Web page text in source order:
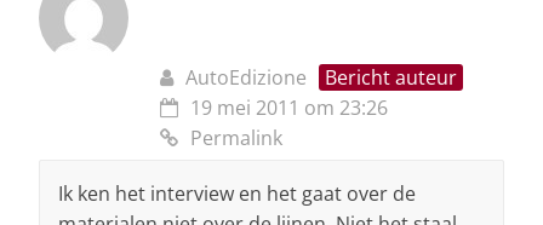
AutoEdizione
Bericht auteur
19 mei 2011 om 23:26
Permalink
Ik ken het interview en het gaat over de